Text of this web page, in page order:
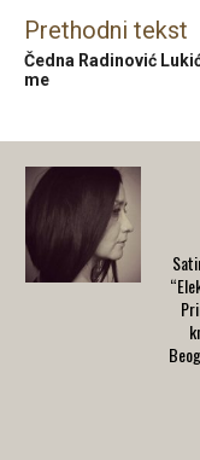
Prethodni tekst
Čedna Radinović
me